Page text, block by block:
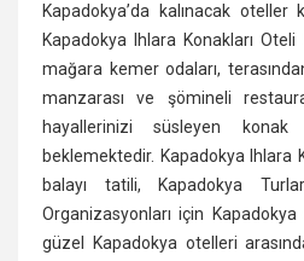
Kapadokya’da kalınacak
Kapadokya Ihlara Konakları
mağara kemer odaları,
manzarası ve şömineli
hayallerinizi süsleyen konak
beklemektedir. Kapadokya Ihlara
balayı tatili, Kapadokya
Organizasyonları için
güzel Kapadokya otelleri